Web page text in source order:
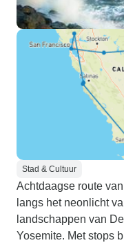
Stad & Cultuur
Achtdaagse route
langs het neonlicht
landschappen van
Yosemite. Met stops